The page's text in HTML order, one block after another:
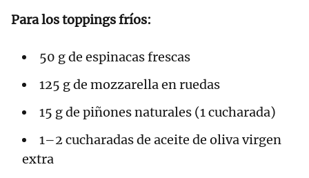
Para los toppings fríos:
50 g de espinacas frescas
125 g de mozzarella en ruedas
15 g de piñones naturales (1 cucharada)
1–2 cucharadas de aceite de oliva virgen
extra